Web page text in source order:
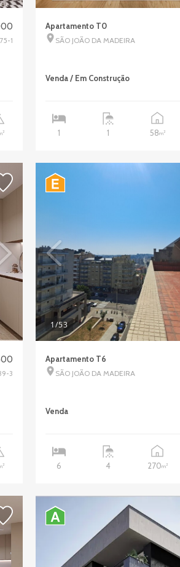
1
2
Apartamento T0
SÃO JOÃO DA MADEIRA
Venda / Em Construção
1 1 58m2
3
2
1/53
Apartamento T6
SÃO JOÃO DA MADEIRA
Venda
6 4 270m2